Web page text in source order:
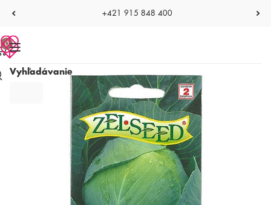
+421 915 848 400
Vyhľadávanie
0